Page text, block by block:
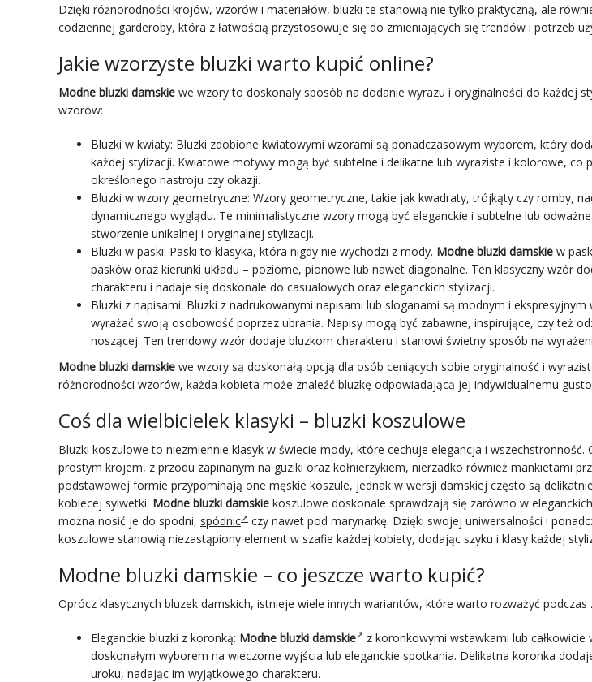
Dzięki różnorodności krojów, wzorów i materiałów, bluzki te stanowią nie tylko praktyczną, ale
codziennej garderoby, która z łatwością przystosowuje się do zmieniających się trendów i potrzeb
Jakie wzorzyste bluzki warto kupić online?
Modne bluzki damskie we wzory to doskonały sposób na dodanie wyrazu i oryginalności do każdej
wzorów:
Bluzki w kwiaty: Bluzki zdobione kwiatowymi wzorami są ponadczasowym wyborem, który
każdej stylizacji. Kwiatowe motywy mogą być subtelne i delikatne lub wyraziste i kolorowe, co
określonego nastroju czy okazji.
Bluzki w wzory geometryczne: Wzory geometryczne, takie jak kwadraty, trójkąty czy romby,
dynamicznego wyglądu. Te minimalistyczne wzory mogą być eleganckie i subtelne lub
stworzenie unikalnej i oryginalnej stylizacji.
Bluzki w paski: Paski to klasyka, która nigdy nie wychodzi z mody. Modne bluzki damskie w
pasków oraz kierunki układu – poziome, pionowe lub nawet diagonalne. Ten klasyczny wzór
charakteru i nadaje się doskonale do casualowych oraz eleganckich stylizacji.
Bluzki z napisami: Bluzki z nadrukowanymi napisami lub sloganami są modnym i
wyrażać swoją osobowość poprzez ubrania. Napisy mogą być zabawne, inspirujące, czy też
noszącej. Ten trendowy wzór dodaje bluzkom charakteru i stanowi świetny sposób na
Modne bluzki damskie we wzory są doskonałą opcją dla osób ceniących sobie oryginalność i
różnorodności wzorów, każda kobieta może znaleźć bluzkę odpowiadającą jej indywidualnemu
Coś dla wielbicielek klasyki – bluzki koszulowe
Bluzki koszulowe to niezmiennie klasyk w świecie mody, które cechuje elegancja i wszechstronność.
prostym krojem, z przodu zapinanym na guziki oraz kołnierzykiem, nierzadko również mankietami
podstawowej formie przypominają one męskie koszule, jednak w wersji damskiej często są
kobiecej sylwetki. Modne bluzki damskie koszulowe doskonale sprawdzają się zarówno w
można nosić je do spodni, spódnic
czy nawet pod marynarkę. Dzięki swojej uniwersalności i
koszulowe stanowią niezastąpiony element w szafie każdej kobiety, dodając szyku i klasy każdej
Modne bluzki damskie – co jeszcze warto kupić?
Oprócz klasycznych bluzek damskich, istnieje wiele innych wariantów, które warto rozważyć
Eleganckie bluzki z koronką: Modne bluzki damskie
z koronkowymi wstawkami lub całkowicie
doskonałym wyborem na wieczorne wyjścia lub eleganckie spotkania. Delikatna koronka
uroku, nadając im wyjątkowego charakteru.